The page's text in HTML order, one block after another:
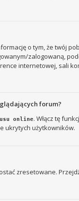
o tym, że twój
zalogowaną,
internetowej, sali
forum?
online. Włącz tę
ukrytych użytkowników.
zresetowane.